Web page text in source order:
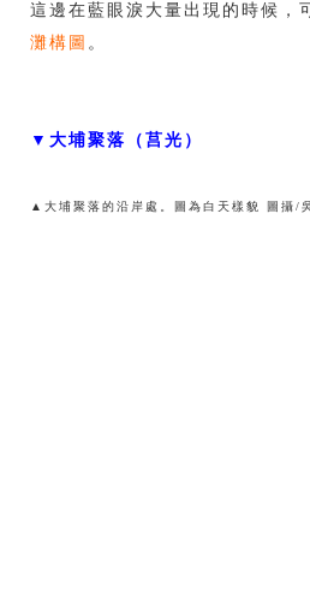
這邊在藍眼淚大量出現的時候，
灘構圖 。
▼大埔聚落（莒光）
▲大埔聚落的沿岸處。圖為白天樣貌 圖攝/